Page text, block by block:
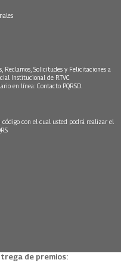
Reclamos, Solicitudes y Felicitaciones a
Institucional de RTVC
en línea: Contacto PQRSD.
con el cual usted podrá realizar el
de premios: